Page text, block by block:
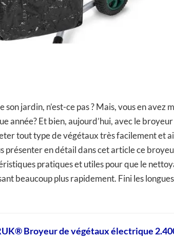
son jardin, n’est-ce pas ? Mais, vous en avez
année? Et bien, aujourd’hui, avec le
tout type de végétaux très facilement et
présenter en détail dans cet article ce
pratiques et utiles pour que le
beaucoup plus rapidement. Fini les
Broyeur de végétaux électrique